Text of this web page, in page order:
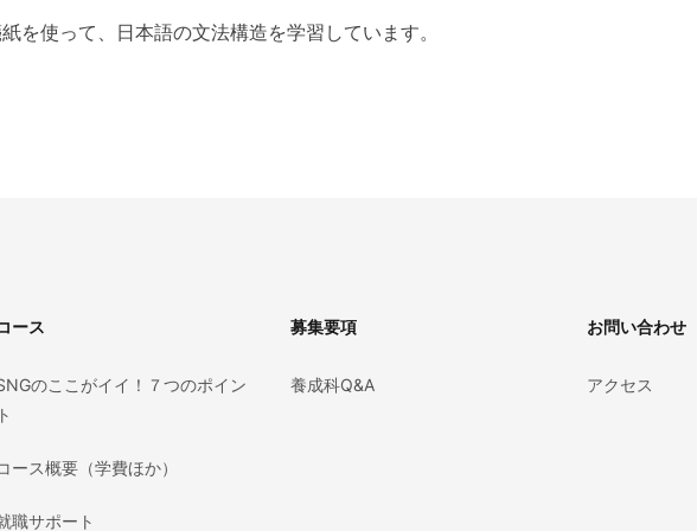
を使って、日本語の文法構造を学習しています。
ース
のここがイイ！７つのポイン
ト
ース概要（学費ほか）
職サポート
募集要項
養成科Q&A
お問い合わせ
アクセス